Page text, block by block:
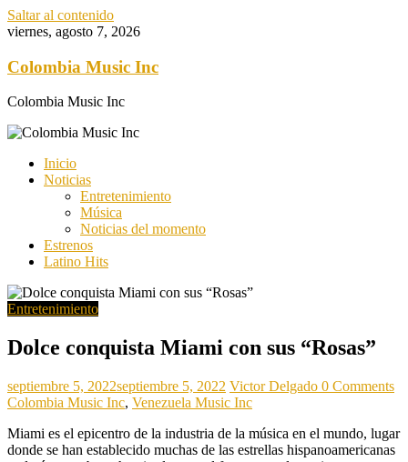
Saltar al contenido
viernes, agosto 7, 2026
Colombia Music Inc
Colombia Music Inc
Inicio
Noticias
Entretenimiento
Música
Noticias del momento
Estrenos
Latino Hits
Entretenimiento
Dolce conquista Miami con sus “Rosas”
septiembre 5, 2022septiembre 5, 2022 Victor Delgado 0 Comments
Colombia Music Inc, Venezuela Music Inc
Miami es el epicentro de la industria de la música en el mundo, lugar
donde se han establecido muchas de las estrellas hispanoamericanas